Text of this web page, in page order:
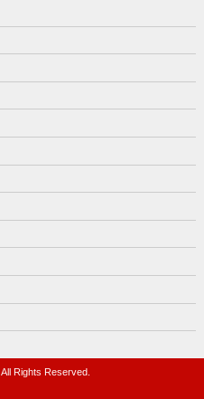
All Rights Reserved.